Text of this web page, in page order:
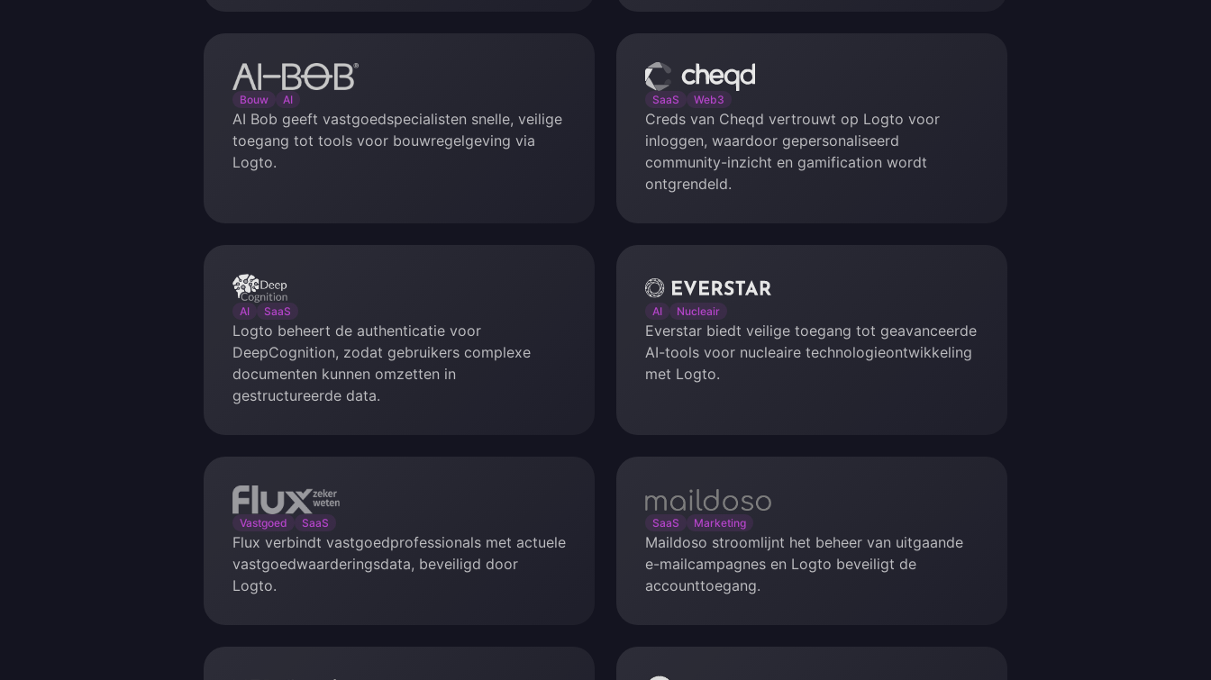
Bouw AI
AI
Bob
AI Bob geeft vastgoedspecialisten snelle, veilige
toegang tot tools voor bouwregelgeving via
Logto.
SaaS Web3
Cheqd
Creds van Cheqd vertrouwt op Logto voor
inloggen, waardoor gepersonaliseerd
community-inzicht en gamification wordt
ontgrendeld.
AI SaaS
DeepCognition
Logto beheert de authenticatie voor
DeepCognition, zodat gebruikers complexe
documenten kunnen omzetten in
gestructureerde data.
AI Nucleair
Everstar
Everstar biedt veilige toegang tot geavanceerde
AI-tools voor nucleaire technologieontwikkeling
met Logto.
Vastgoed SaaS
Flux
Flux verbindt vastgoedprofessionals met actuele
vastgoedwaarderingsdata, beveiligd door
Logto.
SaaS Marketing
maildoso
Maildoso stroomlijnt het beheer van uitgaande
e-mailcampagnes en Logto beveiligt de
accounttoegang.